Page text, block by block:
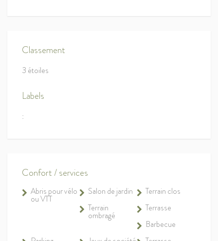
Classement
3 étoiles
Labels
:
Confort / services
Abris pour vélo
ou VTT
Salon de jardin
Terrain clos
Terrain
ombragé
Terrasse
Barbecue